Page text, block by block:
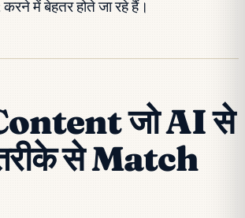
में बेहतर होते जा रहे हैं।
जो AI से
से Match